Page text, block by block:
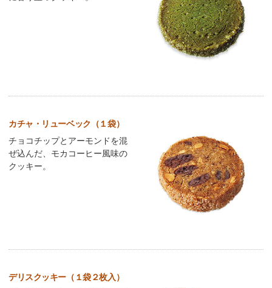
カチャ・リューベック（１袋）
チョコチップとアーモンドを混
ぜ込んだ、モカコーヒー風味の
クッキー。
デリスクッキー（１袋２枚入）